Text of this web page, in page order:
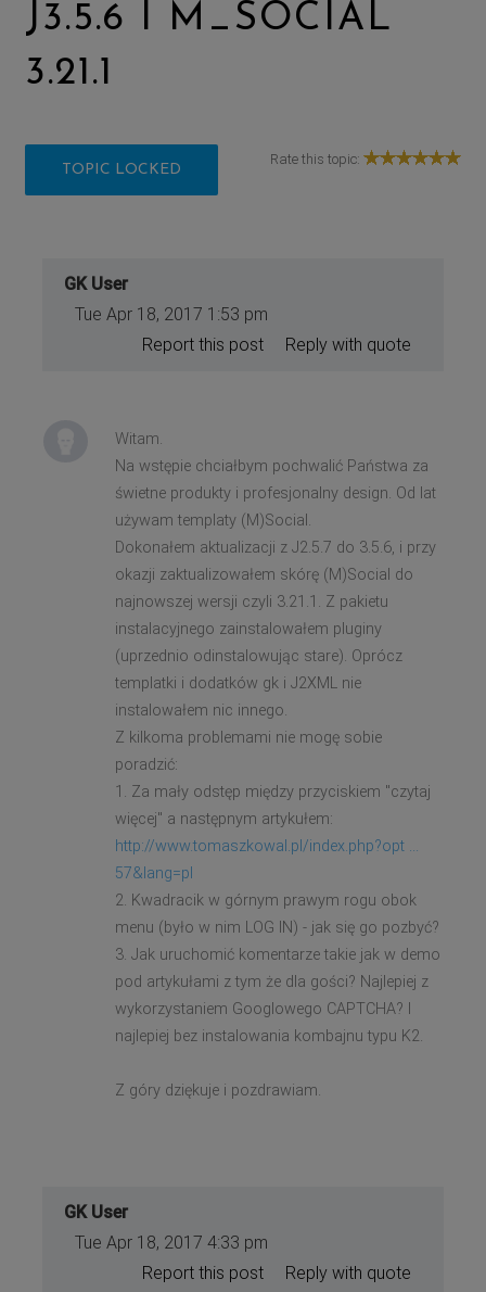
J3.5.6 I M_SOCIAL
3.21.1
TOPIC LOCKED
Rate this topic:
GK User
Tue Apr 18, 2017 1:53 pm
Reply with quote
Report this post
Witam.
Na wstępie chciałbym pochwalić Państwa za
świetne produkty i profesjonalny design. Od lat
używam templaty (M)Social.
Dokonałem aktualizacji z J2.5.7 do 3.5.6, i przy
okazji zaktualizowałem skórę (M)Social do
najnowszej wersji czyli 3.21.1. Z pakietu
instalacyjnego zainstalowałem pluginy
(uprzednio odinstalowując stare). Oprócz
templatki i dodatków gk i J2XML nie
instalowałem nic innego.
Z kilkoma problemami nie mogę sobie
poradzić:
1. Za mały odstęp między przyciskiem "czytaj
więcej" a następnym artykułem:
http://www.tomaszkowal.pl/index.php?opt ...
57&lang=pl
2. Kwadracik w górnym prawym rogu obok
menu (było w nim LOG IN) - jak się go pozbyć?
3. Jak uruchomić komentarze takie jak w demo
pod artykułami z tym że dla gości? Najlepiej z
wykorzystaniem Googlowego CAPTCHA? I
najlepiej bez instalowania kombajnu typu K2.
Z góry dziękuje i pozdrawiam.
GK User
Tue Apr 18, 2017 4:33 pm
Reply with quote
Report this post